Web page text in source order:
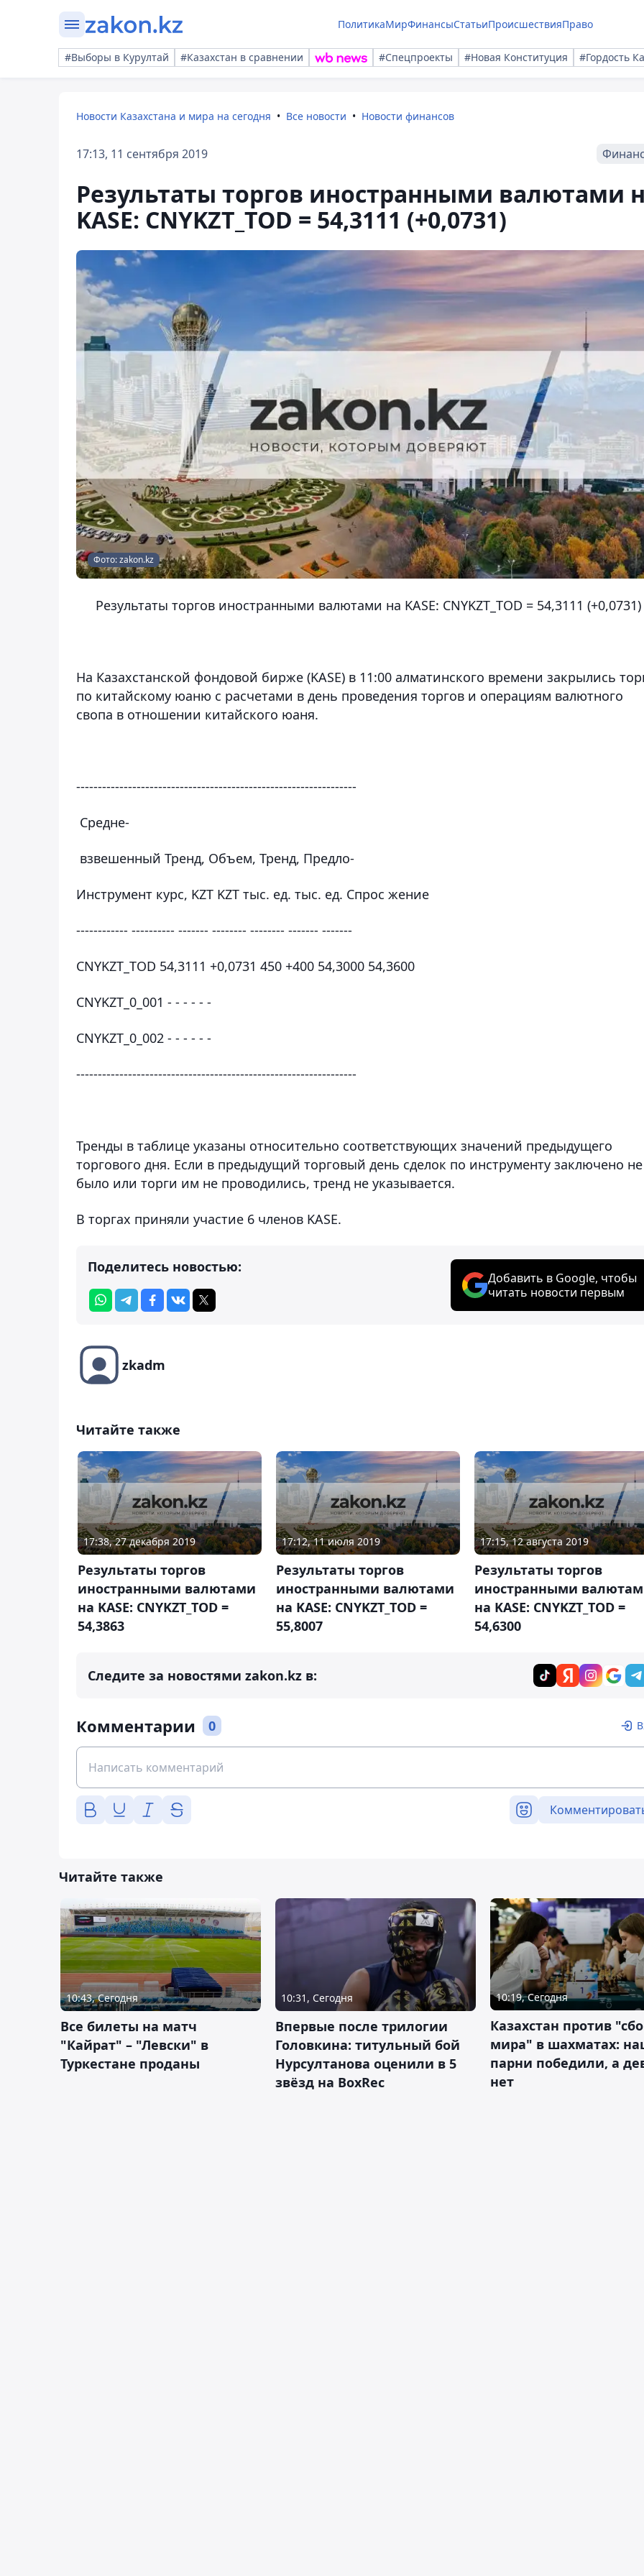
ПолитикаМирФинансыСтатьиПроисшествияПраво
#Выборы в Курултай #Казахстан в сравнении #Спецпроекты #Новая Конституция #Гордость
Новости Казахстана и мира на сегодня Все новости Новости финансов
17:13, 11 сентября 2019
Результаты торгов иностранными валютами
KASE: CNYKZT_TOD = 54,3111 (+0,0731)
Фото: zakon.kz
Результаты торгов иностранными валютами на KASE: CNYKZT_TOD = 54,3111 (+0,0731)
На Казахстанской фондовой бирже (KASE) в 11:00 алматинского времени закрылись
по китайскому юаню с расчетами в день проведения торгов и операциям валютного
свопа в отношении китайского юаня.
-----------------------------------------------------------------
Средне-
взвешенный Тренд, Объем, Тренд, Предло-
Инструмент курс, KZT KZT тыс. ед. тыс. ед. Спрос жение
------------ ---------- ------- -------- -------- ------- -------
CNYKZT_TOD 54,3111 +0,0731 450 +400 54,3000 54,3600
CNYKZT_0_001 - - - - - -
CNYKZT_0_002 - - - - - -
-----------------------------------------------------------------
Тренды в таблице указаны относительно соответствующих значений предыдущего
торгового дня. Если в предыдущий торговый день сделок по инструменту заключено не
было или торги им не проводились, тренд не указывается.
В торгах приняли участие 6 членов KASE.
Поделитесь новостью:
Добавить в Google, чтобы
читать новости первым
zkadm
Читайте также
17:38, 27 декабря 2019
Результаты торгов
иностранными валютами
на KASE: CNYKZT_TOD =
54,3863
17:12, 11 июля 2019
Результаты торгов
иностранными валютами
на KASE: CNYKZT_TOD =
55,8007
17:15, 12 августа 2019
Результаты торгов
иностранными
на KASE: CNYKZT_TOD =
54,6300
Следите за новостями zakon.kz в:
Комментарии 0
Читайте также
10:43, Сегодня
Все билеты на матч
"Кайрат" – "Левски" в
Туркестане проданы
10:31, Сегодня
Впервые после трилогии
Головкина: титульный бой
Нурсултанова оценили в 5
звёзд на BoxRec
10:19, Сегодня
Казахстан против
мира" в шахматах:
парни победили, а
нет